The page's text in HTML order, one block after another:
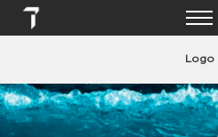
Logo